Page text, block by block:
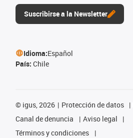
Suscribirse a la Newsletter
Idioma:Español
País: Chile
© igus, 2026 Protección de datos
Canal de denuncia
Aviso legal
Términos y condiciones